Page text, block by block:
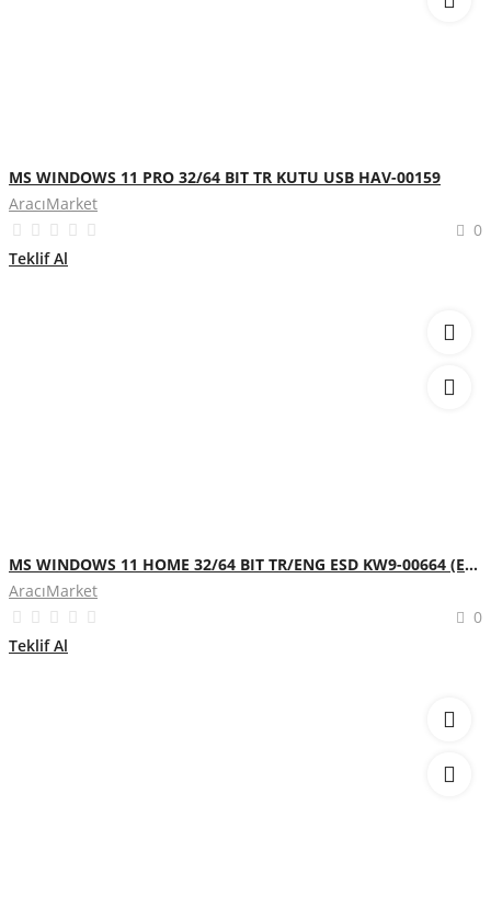
MS WINDOWS 11 PRO 32/64 BIT TR KUTU USB HAV-00159
AracıMarket
0
Teklif Al
MS WINDOWS 11 HOME 32/64 BIT TR/ENG ESD KW9-00664 (ELEKTRONIK ORTAMDA GONDERILIR)
AracıMarket
0
Teklif Al